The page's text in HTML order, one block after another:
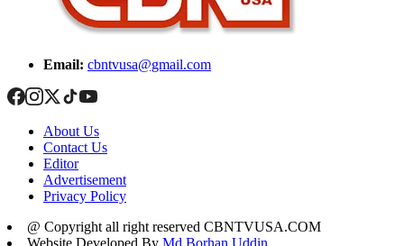
Email: cbntvusa@gmail.com
About Us
Contact Us
Editor
Advertisement
Privacy Policy
@ Copyright all right reserved CBNTVUSA.COM